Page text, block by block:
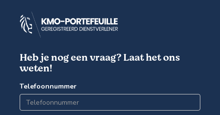
Heb je nog een vraag? Laat het ons
weten!
Telefoonnummer